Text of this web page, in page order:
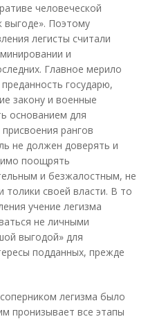
человеческой
выгоде». Поэтому
легисты считали
и
Главное мерило
государю,
закону и военные
основанием для
рангов
не должен доверять и
поощрять
и безжалостным, не
толики своей власти. В то
учение легизма
не личными
выгодой» для
подданных, прежде
легизма было
пронизывает все этапы